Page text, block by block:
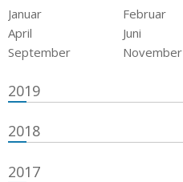
Januar Februar
April
Juni
September
November
2019
2018
2017